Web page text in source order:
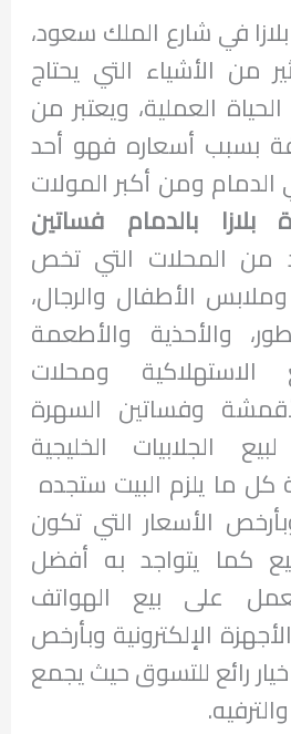
في شارع الملك سعود،
من الأشياء التي يحتاج
العملية، ويعتبر من
بسبب أسعاره فهو أحد
ومن أكبر المولات
بلازا بالدمام فساتين
من المحلات التي تخص
الأطفال والرجال،
والأحذية والأطعمة
الاستهلاكية ومحلات
وفساتين السهرة
الجلابيات الخليجية
كل ما يلزم البيت ستجده
الأسعار التي تكون
كما يتواجد به أفضل
على بيع الهواتف
الإلكترونية وبأرخص
رائع للتسوق حيث يجمع